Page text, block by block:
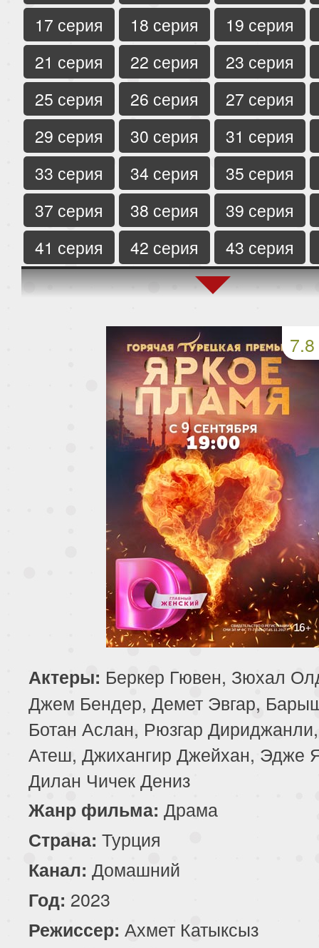
17 серия
18 серия
19 серия
21 серия
22 серия
23 серия
25 серия
26 серия
27 серия
29 серия
30 серия
31 серия
33 серия
34 серия
35 серия
37 серия
38 серия
39 серия
41 серия
42 серия
43 серия
45 серия
46 серия
47 серия
50 серия
51 серия
54 серия
55 серия
58 серия
59 серия
62 серия
63 серия
66 серия
67 серия
70 серия
71 серия
74 серия
75 серия
78 серия
79 серия
82 серия
83 серия
86 серия
87 серия
89 серия
90 серия
7.8
Актеры: Беркер Гювен, Зюхал
Джем Бендер, Демет Эвгар,
Ботан Аслан, Рюзгар
Атеш, Джихангир Джейхан, Эдже
Дилан Чичек Дениз
Жанр фильма: Драма
Страна: Турция
Канал: Домашний
Год: 2023
Режиссер: Ахмет Катыксыз